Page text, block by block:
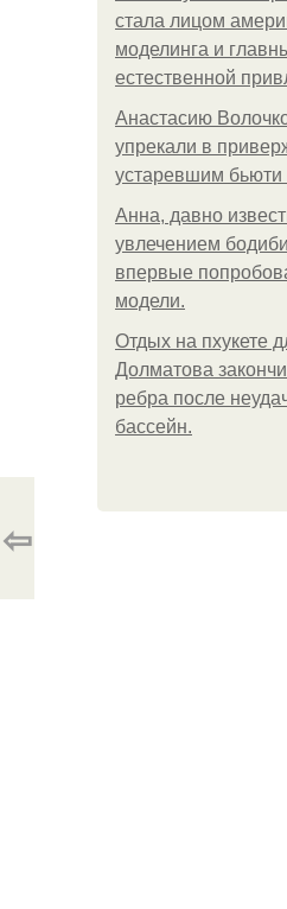
стала лицом
моделинга и
естественной
Анастасию
упрекали в
устаревшим бьюти
Анна, давно
увлечением
впервые
модели.
Отдых на пхукете
Долматова
ребра после
бассейн.
⇦